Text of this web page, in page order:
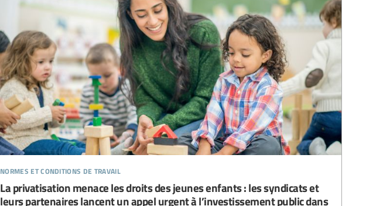
normes et conditions de travail
La privatisation menace les droits des jeunes enfants : les syndicats et
leurs partenaires lancent un appel urgent à l’investissement public dans